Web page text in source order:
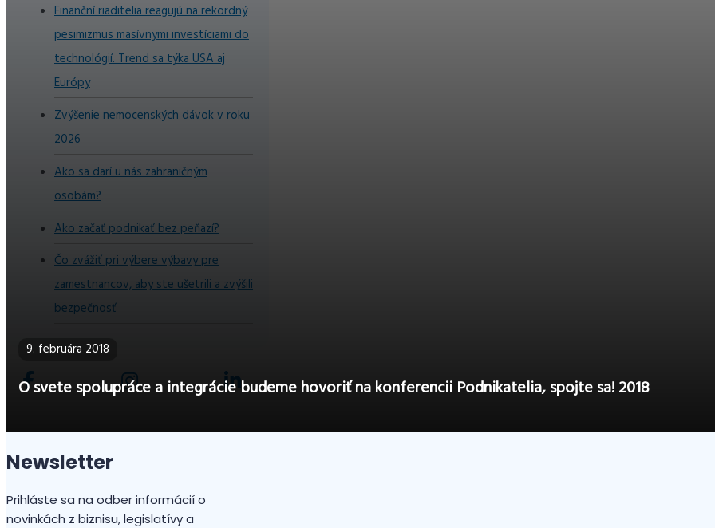
Finanční riaditelia reagujú na rekordný
pesimizmus masívnymi investíciami do
technológií. Trend sa týka USA aj
Európy
Zvýšenie nemocenských dávok v roku
2026
Ako sa darí u nás zahraničným
osobám?
Ako začať podnikať bez peňazí?
Čo zvážiť pri výbere výbavy pre
zamestnancov, aby ste ušetrili a zvýšili
bezpečnosť
9. februára 2018
O svete spolupráce a integrácie budeme hovoriť na konferencii Podnikatelia, spojte sa! 2018
Newsletter
Prihláste sa na odber informácií o
novinkách z biznisu, legislatívy a